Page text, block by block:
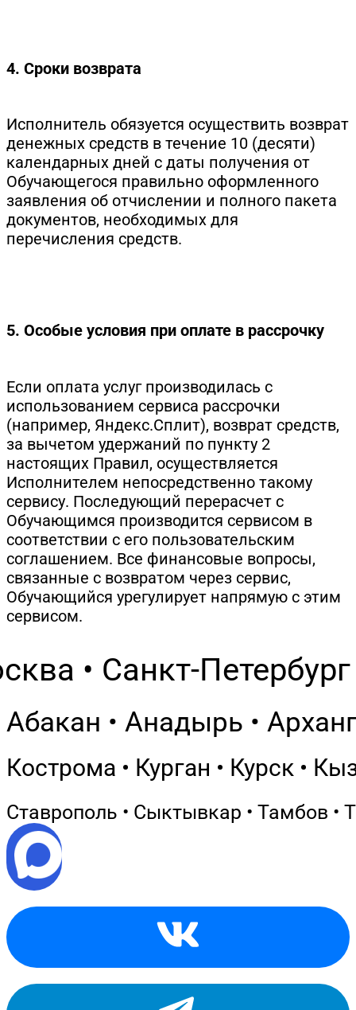
4. Сроки возврата
Исполнитель обязуется осуществить возврат
денежных средств в течение 10 (десяти)
календарных дней с даты получения от
Обучающегося правильно оформленного
заявления об отчислении и полного пакета
документов, необходимых для
перечисления средств.
5. Особые условия при оплате в рассрочку
Если оплата услуг производилась с
использованием сервиса рассрочки
(например, Яндекс.Сплит), возврат средств,
за вычетом удержаний по пункту 2
настоящих Правил, осуществляется
Исполнителем непосредственно такому
сервису. Последующий перерасчет с
Обучающимся производится сервисом в
соответствии с его пользовательским
соглашением. Все финансовые вопросы,
связанные с возвратом через сервис,
Обучающийся урегулирует напрямую с этим
сервисом.
• Санкт-
Абакан • Анадырь •
Кострома • Курган • Курск •
Ставрополь • Сыктывкар • Тамбов •